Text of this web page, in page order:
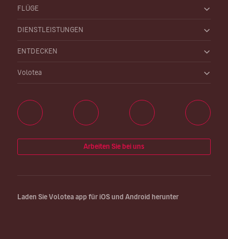
FLÜGE
DIENSTLEISTUNGEN
ENTDECKEN
Volotea
Arbeiten Sie bei uns
Laden Sie Volotea app für iOS und Android herunter